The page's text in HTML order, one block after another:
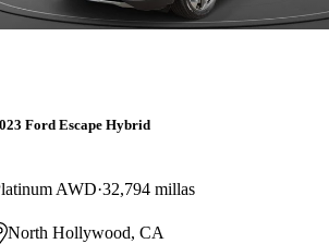
Ford Escape Hybrid
AWD 32,794 millas
North Hollywood, CA